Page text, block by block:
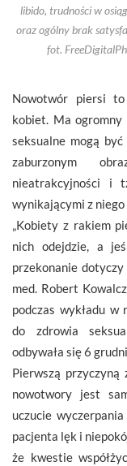
libido, trudności w
oraz ogólny brak
fot.
Nowotwór piersi to
kobiet. Ma ogromny
seksualne mogą
zaburzonym
nieatrakcyjności i
wynikającymi z
„Kobiety z rakiem
nich odejdzie, a
przekonanie dotyczy
med. Robert
podczas wykładu w
do zdrowia
odbywała się 6
Pierwszą przyczyną
nowotwory jest
uczucie
pacjenta lęk i
że kwestie